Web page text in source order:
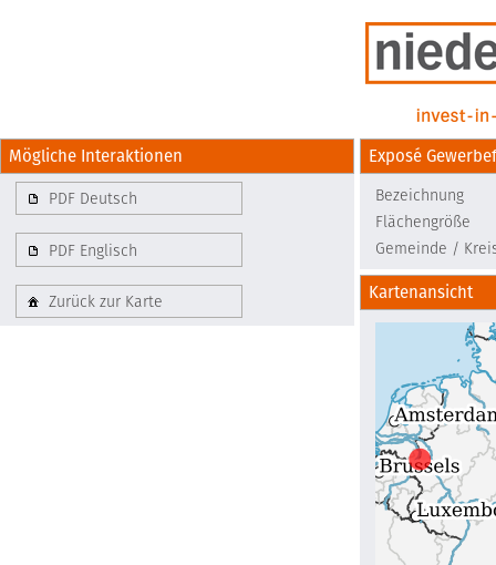
Mögliche Interaktionen
PDF Deutsch
PDF Englisch
Zurück zur Karte
Exposé
Bezeichnung
Flächengröße
Gemeinde /
Kartenansicht